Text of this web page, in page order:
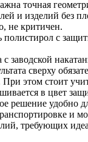
точная
и изделий без
не критичен.
с
заводской
сверху
этом стоит
в цвет
решение удобно
и
требующих